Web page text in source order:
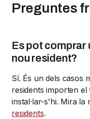
Preguntes
Es pot comprar
nou resident?
Sí. És un dels casos
residents importen
instal·lar-s'hi. Mira la
residents.